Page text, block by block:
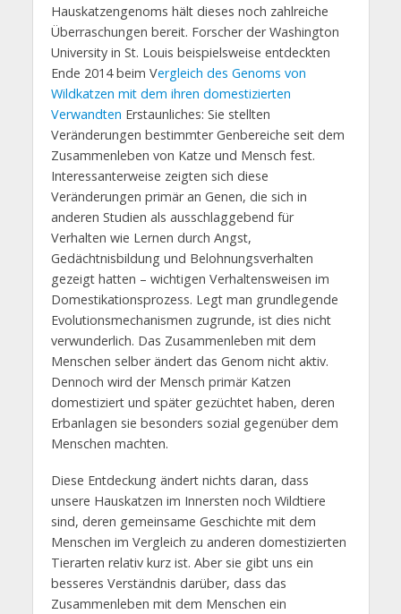
Hauskatzengenoms hält dieses noch zahlreiche
Überraschungen bereit. Forscher der Washington
University in St. Louis beispielsweise entdeckten
Ende 2014 beim Vergleich des Genoms von
Wildkatzen mit dem ihren domestizierten
Verwandten Erstaunliches: Sie stellten
Veränderungen bestimmter Genbereiche seit dem
Zusammenleben von Katze und Mensch fest.
Interessanterweise zeigten sich diese
Veränderungen primär an Genen, die sich in
anderen Studien als ausschlaggebend für
Verhalten wie Lernen durch Angst,
Gedächtnisbildung und Belohnungsverhalten
gezeigt hatten – wichtigen Verhaltensweisen im
Domestikationsprozess. Legt man grundlegende
Evolutionsmechanismen zugrunde, ist dies nicht
verwunderlich. Das Zusammenleben mit dem
Menschen selber ändert das Genom nicht aktiv.
Dennoch wird der Mensch primär Katzen
domestiziert und später gezüchtet haben, deren
Erbanlagen sie besonders sozial gegenüber dem
Menschen machten.
Diese Entdeckung ändert nichts daran, dass
unsere Hauskatzen im Innersten noch Wildtiere
sind, deren gemeinsame Geschichte mit dem
Menschen im Vergleich zu anderen domestizierten
Tierarten relativ kurz ist. Aber sie gibt uns ein
besseres Verständnis darüber, dass das
Zusammenleben mit dem Menschen ein